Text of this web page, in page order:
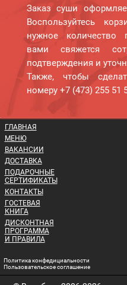
Заказ суши
Воспользуйтесь
нужное количество
вами свяжется
подтверждения и
Также, чтобы
номеру +7 (473) 255 51
ГЛАВНАЯ
МЕНЮ
ВАКАНСИИ
ДОСТАВКА
ПОДАРОЧНЫЕ
СЕРТИФИКАТЫ
КОНТАКТЫ
ГОСТЕВАЯ
КНИГА
ДИСКОНТНАЯ
ПРОГРАММА
И ПРАВИЛА
Политика конфедициальности
Пользовательское соглашение